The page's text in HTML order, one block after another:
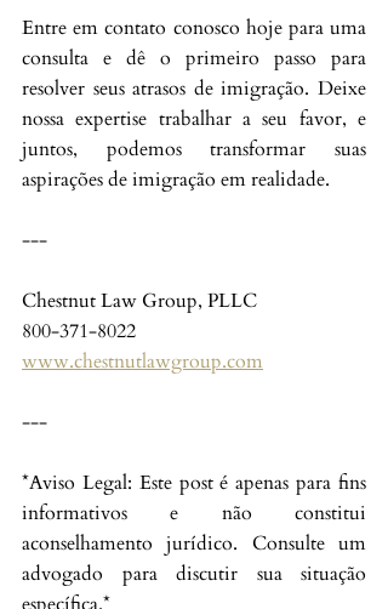
Entre em contato conosco hoje para uma
consulta e dê o primeiro passo para
resolver seus atrasos de imigração. Deixe
nossa expertise trabalhar a seu favor, e
juntos, podemos transformar suas
aspirações de imigração em realidade.
---
Chestnut Law Group, PLLC
800-371-8022
www.chestnutlawgroup.com
---
*Aviso Legal: Este post é apenas para fins
informativos e não constitui
aconselhamento jurídico. Consulte um
advogado para discutir sua situação